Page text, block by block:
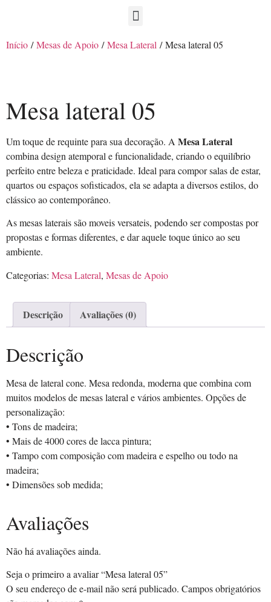
Início /Mesas de Apoio /Mesa Lateral / Mesa lateral 05
Mesa lateral 05
Um toque de requinte para sua decoração. A Mesa Lateral
combina design atemporal e funcionalidade, criando o equilíbrio
perfeito entre beleza e praticidade. Ideal para compor salas de estar,
quartos ou espaços sofisticados, ela se adapta a diversos estilos, do
clássico ao contemporâneo.
As mesas laterais são moveis versateis, podendo ser compostas por
propostas e formas diferentes, e dar aquele toque único ao seu
ambiente.
Categorias: Mesa Lateral, Mesas de Apoio
Descrição Avaliações (0)
Descrição
Mesa de lateral cone. Mesa redonda, moderna que combina com
muitos modelos de mesas lateral e vários ambientes. Opções de
personalização:
• Tons de madeira;
• Mais de 4000 cores de lacca pintura;
• Tampo com composição com madeira e espelho ou todo na
madeira;
• Dimensões sob medida;
Avaliações
Não há avaliações ainda.
Seja o primeiro a avaliar “Mesa lateral 05”
O seu endereço de e-mail não será publicado. Campos obrigatórios